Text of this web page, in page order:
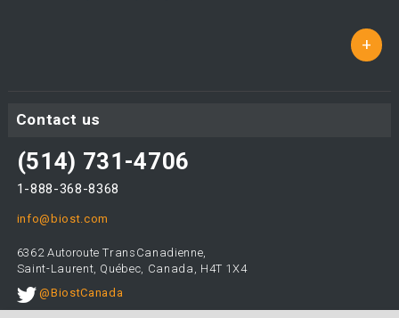
+
Contact us
(514) 731-4706
1-888-368-8368
info@biost.com
6362 Autoroute TransCanadienne,
Saint-Laurent, Québec, Canada, H4T 1X4
@BiostCanada